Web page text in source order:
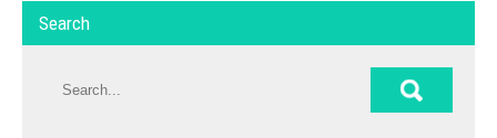
Search